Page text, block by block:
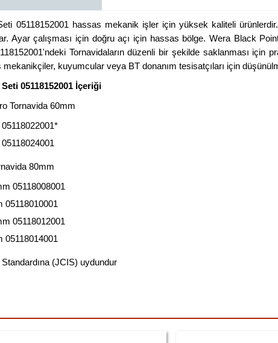
05118152001 hassas mekanik işler için yüksek kaliteli
Ayar çalışması için doğru açı için hassas bölge. Wera Black
Tornavidaların düzenli bir şekilde saklanması için
kuyumcular veya BT donanım tesisatçıları için
05118152001 İçeriği
Tornavida 60mm
80mm
05118008001
05118010001
05118012001
05118014001
(JCIS) uydundur